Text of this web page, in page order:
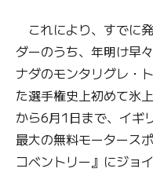
これにより、すでに
ダーのうち、年明け早
ナダのモンタリグレ・
た選手権史上初めて氷
から6月1日まで、イギ
最大の無料モータース
コベントリー』にジョ